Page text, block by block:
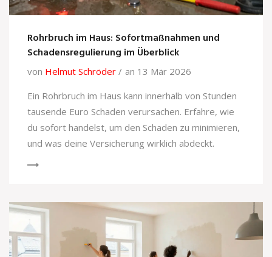
Rohrbruch im Haus: Sofortmaßnahmen und
Schadensregulierung im Überblick
von Helmut Schröder
an 13 Mär 2026
Ein Rohrbruch im Haus kann innerhalb von Stunden
tausende Euro Schaden verursachen. Erfahre, wie
du sofort handelst, um den Schaden zu minimieren,
und was deine Versicherung wirklich abdeckt.